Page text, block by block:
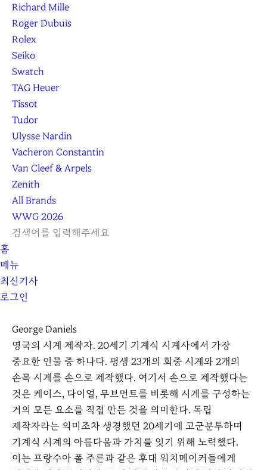
Richard Mille
Roger Dubuis
Rolex
Seiko
Swatch
TAG Heuer
Tissot
Tudor
Ulysse Nardin
Vacheron Constantin
Van Cleef & Arpels
Zenith
All Brands
WWG2026
L
G
I
N
S
A
R
C
닫
l
e
a
검
색
하
기
홈
메뉴
최신기사
로그인
George Daniels
영국의 시계 제작자. 20세기 기계식 시계사에서 가장
중요한 인물 중 하나다. 평생 23개의 회중 시계와 2개의
손목 시계를 손으로 제작했다. 여기서 손으로 제작했다는
것은 케이스, 다이얼, 무브먼트를 비롯해 시계를 구성하는
거의 모든 요소를 직접 만든 것을 의미한다. 독립
제작자라는 의미조차 생경했던 20세기에 고군분투하며
기계식 시계의 아름다움과 가치를 잇기 위해 노력했다.
이는 프랑수아 폴 주른과 같은 후대 워치메이커들에게